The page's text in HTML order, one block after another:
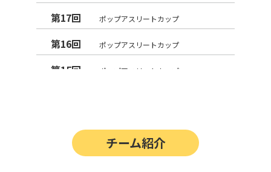
第17回 ポップアスリートカップ
第16回 ポップアスリートカップ
第15回 ポップアスリートカップ
第12回 決勝戦の動画はこちらから
チーム紹介